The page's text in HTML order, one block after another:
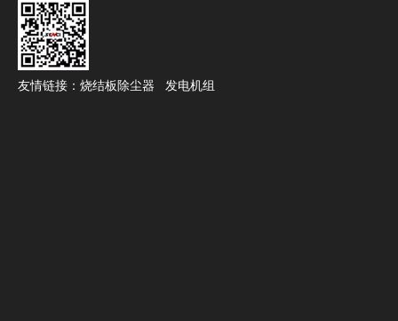
友情链接： 烧结板除尘器 发电机组